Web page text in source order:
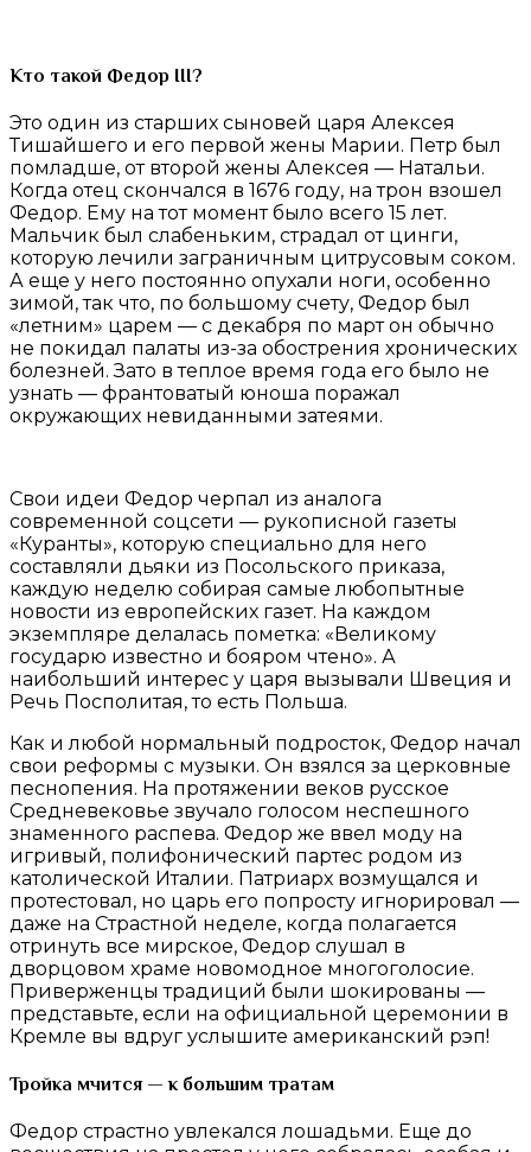
Кто такой Федор III?
Это один из старших сыновей царя Алексея
Тишайшего и его первой жены Марии. Петр был
помладше, от второй жены Алексея — Натальи.
Когда отец скончался в 1676 году, на трон взошел
Федор. Ему на тот момент было всего 15 лет.
Мальчик был слабеньким, страдал от цинги,
которую лечили заграничным цитрусовым соком.
А еще у него постоянно опухали ноги, особенно
зимой, так что, по большому счету, Федор был
«летним» царем — с декабря по март он обычно
не покидал палаты из-за обострения хронических
болезней. Зато в теплое время года его было не
узнать — франтоватый юноша поражал
окружающих невиданными затеями.
Свои идеи Федор черпал из аналога
современной соцсети — рукописной газеты
«Куранты», которую специально для него
составляли дьяки из Посольского приказа,
каждую неделю собирая самые любопытные
новости из европейских газет. На каждом
экземпляре делалась пометка: «Великому
государю известно и бояром чтено». А
наибольший интерес у царя вызывали Швеция и
Речь Посполитая, то есть Польша.
Как и любой нормальный подросток, Федор начал
свои реформы с музыки. Он взялся за церковные
песнопения. На протяжении веков русское
Средневековье звучало голосом неспешного
знаменного распева. Федор же ввел моду на
игривый, полифонический партес родом из
католической Италии. Патриарх возмущался и
протестовал, но царь его попросту игнорировал —
даже на Страстной неделе, когда полагается
отринуть все мирское, Федор слушал в
дворцовом храме новомодное многоголосие.
Приверженцы традиций были шокированы —
представьте, если на официальной церемонии в
Кремле вы вдруг услышите американский рэп!
Тройка мчится — к большим тратам
Федор страстно увлекался лошадьми. Еще до